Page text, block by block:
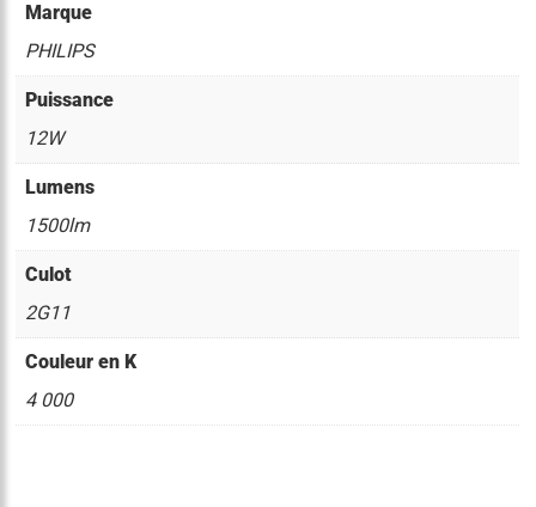
Marque
PHILIPS
Puissance
12W
Lumens
1500lm
Culot
2G11
Couleur en K
4 000